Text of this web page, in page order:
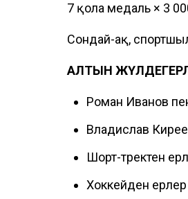
7 қола медаль × 3
Сондай-ақ,
АЛТЫН
Роман Иванов
Владислав
Шорт-тректен
Хоккейден